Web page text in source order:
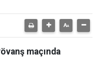
maçında